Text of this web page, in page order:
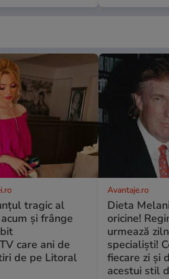
tragic al
și frânge
care ani de
de pe Litoral
Avantaje.ro
Dieta
oricine!
urmează
specialiști!
fiecare zi și
acestui stil